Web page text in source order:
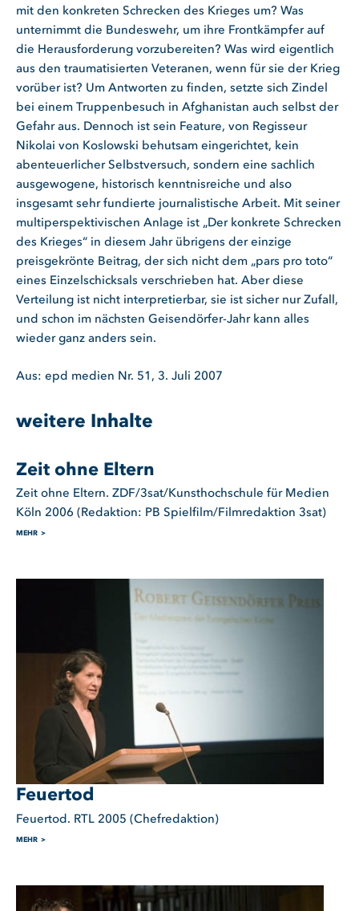
mit den konkreten Schrecken des Krieges um? Was
unternimmt die Bundeswehr, um ihre Frontkämpfer auf
die Herausforderung vorzubereiten? Was wird eigentlich
aus den traumatisierten Veteranen, wenn für sie der Krieg
vorüber ist? Um Antworten zu finden, setzte sich Zindel
bei einem Truppenbesuch in Afghanistan auch selbst der
Gefahr aus. Dennoch ist sein Feature, von Regisseur
Nikolai von Koslowski behutsam eingerichtet, kein
abenteuerlicher Selbstversuch, sondern eine sachlich
ausgewogene, historisch kenntnisreiche und also
insgesamt sehr fundierte journalistische Arbeit. Mit seiner
multiperspektivischen Anlage ist „Der konkrete Schrecken
des Krieges“ in diesem Jahr übrigens der einzige
preisgekrönte Beitrag, der sich nicht dem „pars pro toto“
eines Einzelschicksals verschrieben hat. Aber diese
Verteilung ist nicht interpretierbar, sie ist sicher nur Zufall,
und schon im nächsten Geisendörfer-Jahr kann alles
wieder ganz anders sein.
Aus: epd medien Nr. 51, 3. Juli 2007
weitere Inhalte
Zeit ohne Eltern
Zeit ohne Eltern. ZDF/3sat/Kunsthochschule für Medien
Köln 2006 (Redaktion: PB Spielfilm/Filmredaktion 3sat)
MEHR
Feuertod
Feuertod. RTL 2005 (Chefredaktion)
MEHR